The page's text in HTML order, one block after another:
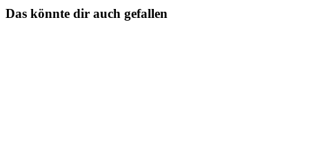
Das könnte dir auch gefallen